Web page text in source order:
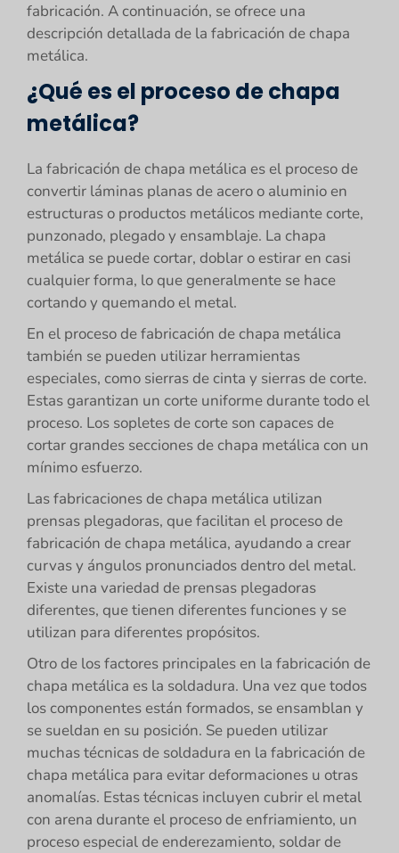
fabricación. A continuación, se ofrece una
descripción detallada de la fabricación de chapa
metálica.
¿Qué es el proceso de chapa
metálica?
La fabricación de chapa metálica es el proceso de
convertir láminas planas de acero o aluminio en
estructuras o productos metálicos mediante corte,
punzonado, plegado y ensamblaje. La chapa
metálica se puede cortar, doblar o estirar en casi
cualquier forma, lo que generalmente se hace
cortando y quemando el metal.
En el proceso de fabricación de chapa metálica
también se pueden utilizar herramientas
especiales, como sierras de cinta y sierras de corte.
Estas garantizan un corte uniforme durante todo el
proceso. Los sopletes de corte son capaces de
cortar grandes secciones de chapa metálica con un
mínimo esfuerzo.
Las fabricaciones de chapa metálica utilizan
prensas plegadoras, que facilitan el proceso de
fabricación de chapa metálica, ayudando a crear
curvas y ángulos pronunciados dentro del metal.
Existe una variedad de prensas plegadoras
diferentes, que tienen diferentes funciones y se
utilizan para diferentes propósitos.
Otro de los factores principales en la fabricación de
chapa metálica es la soldadura. Una vez que todos
los componentes están formados, se ensamblan y
se sueldan en su posición. Se pueden utilizar
muchas técnicas de soldadura en la fabricación de
chapa metálica para evitar deformaciones u otras
anomalías. Estas técnicas incluyen cubrir el metal
con arena durante el proceso de enfriamiento, un
proceso especial de enderezamiento, soldar de